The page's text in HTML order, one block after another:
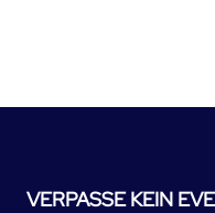
VERPASSE KEIN